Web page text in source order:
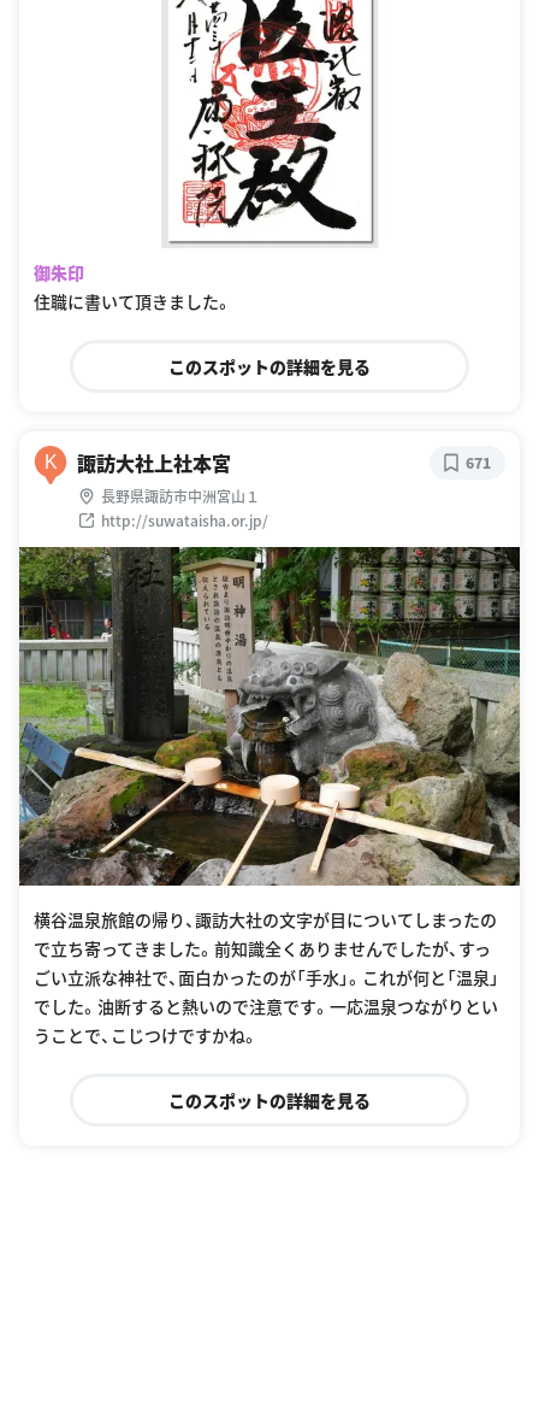
御朱印
住職に書いて頂きました。
このスポットの詳細を見る
K 諏訪大社上社本宮
長野県諏訪市中洲宮山１
http://suwataisha.or.jp/
671
横谷温泉旅館の帰り、諏訪大社の文字が目についてしまったの
で立ち寄ってきました。前知識全くありませんでしたが、すっ
ごい立派な神社で、面白かったのが「手水」。これが何と「温泉」
でした。油断すると熱いので注意です。一応温泉つながりとい
うことで、こじつけですかね。
このスポットの詳細を見る